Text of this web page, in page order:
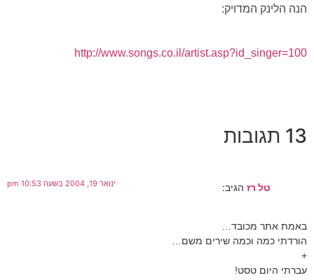
הנה הלינק המדויק:
http://www.songs.co.il/artist.asp?id_singer=100
13 תגובות
טל רז הגיב: ינואר 19, 2004 בשעה 10:53 pm
באמת אתר מכובד…
הורדתי כמה וכמה שירים משם…
+
עברתי היום טסט!